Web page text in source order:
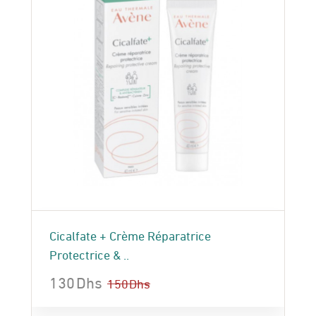
Cicalfate + Crème Réparatrice
Protectrice & ..
150Dhs
130Dhs